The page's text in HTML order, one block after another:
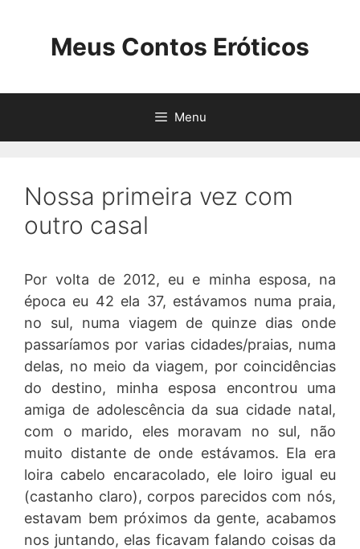
Meus Contos Eróticos
Menu
Nossa primeira vez com
outro casal
Por volta de 2012, eu e minha esposa, na
época eu 42 ela 37, estávamos numa praia,
no sul, numa viagem de quinze dias onde
passaríamos por varias cidades/praias, numa
delas, no meio da viagem, por coincidências
do destino, minha esposa encontrou uma
amiga de adolescência da sua cidade natal,
com o marido, eles moravam no sul, não
muito distante de onde estávamos. Ela era
loira cabelo encaracolado, ele loiro igual eu
(castanho claro), corpos parecidos com nós,
estavam bem próximos da gente, acabamos
nos juntando, elas ficavam falando coisas da